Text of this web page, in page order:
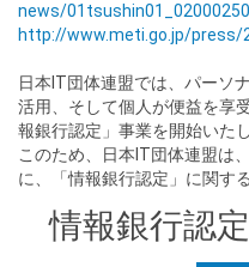
news/
http://www.meti.go.jp/press/
日本IT団体連盟では、パーソ
活用、そして個人が便益を享
報銀行認定」事業を開始いたし
このため、日本IT団体連盟は
に、「情報銀行認定」に関す
情報銀行認